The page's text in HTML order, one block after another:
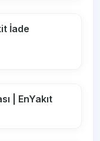
İade
| EnYakıt